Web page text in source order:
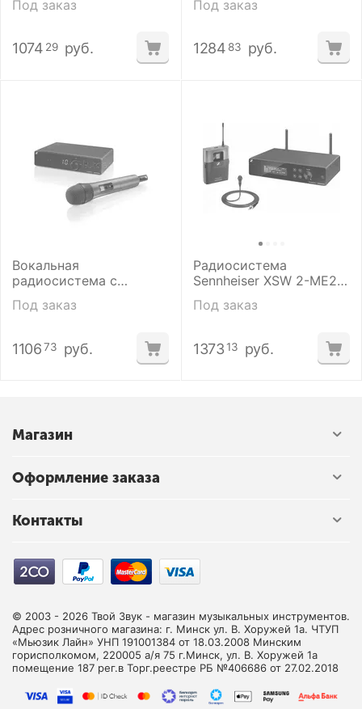
1-825-B
Под заказ
1074 29 руб.
Под заказ
1284 83 руб.
Вокальная
радиосистема с
динамическим
микрофоном Sennheiser
E835 (548-572 MHz)
Под заказ
1106 73 руб.
Радиосистема
Sennheiser XSW 2-ME2-
B
Под заказ
1373 13 руб.
Магазин
Оформление заказа
Контакты
© 2003 - 2026 Твой Звук - магазин музыкальных инструментов.
Адрес розничного магазина: г. Минск ул. В. Хоружей 1а. ЧТУП
«Мьюзик Лайн» УНП 191001384 от 18.03.2008 Минским
горисполкомом, 220005 а/я 75 г.Минск, ул. В. Хоружей 1а
помещение 187 рег.в Торг.реестре РБ №406686 от 27.02.2018